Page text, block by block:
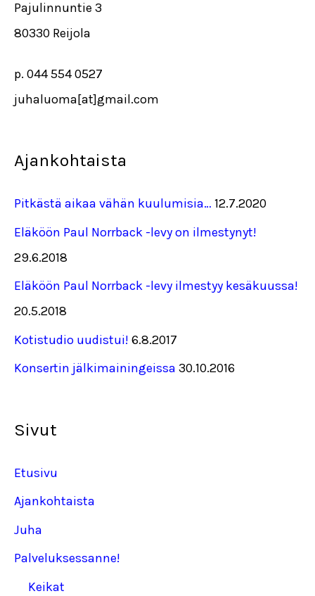
Pajulinnuntie 3
80330 Reijola
p. 044 554 0527
juhaluoma[at]gmail.com
Ajankohtaista
Pitkästä aikaa vähän kuulumisia… 12.7.2020
Eläköön Paul Norrback -levy on ilmestynyt!
29.6.2018
Eläköön Paul Norrback -levy ilmestyy kesäkuussa!
20.5.2018
Kotistudio uudistui! 6.8.2017
Konsertin jälkimainingeissa 30.10.2016
Sivut
Etusivu
Ajankohtaista
Juha
Palveluksessanne!
Keikat